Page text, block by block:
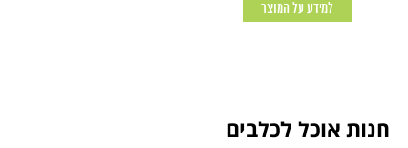
למידע על המוצר
חנות אוכל לכלבים